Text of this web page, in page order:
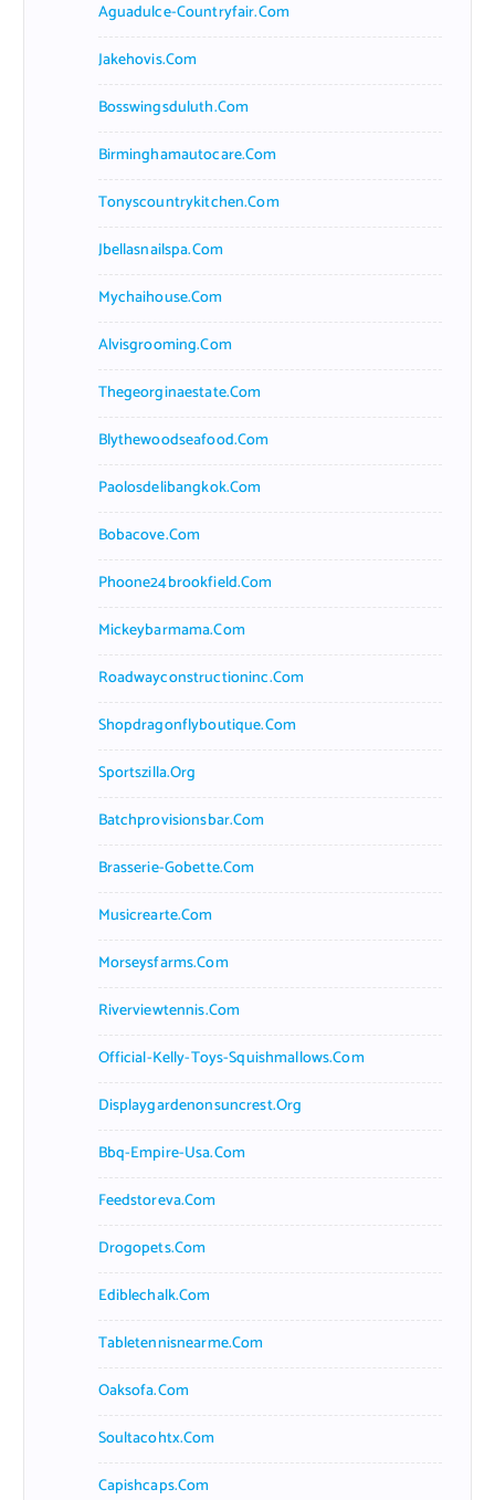
Aguadulce-Countryfair.com
Jakehovis.com
Bosswingsduluth.com
Birminghamautocare.com
Tonyscountrykitchen.com
Jbellasnailspa.com
Mychaihouse.com
Alvisgrooming.com
Thegeorginaestate.com
Blythewoodseafood.com
Paolosdelibangkok.com
Bobacove.com
Phoone24brookfield.com
Mickeybarmama.com
Roadwayconstructioninc.com
Shopdragonflyboutique.com
Sportszilla.org
Batchprovisionsbar.com
Brasserie-Gobette.com
Musicrearte.com
Morseysfarms.com
Riverviewtennis.com
Official-Kelly-Toys-Squishmallows.com
Displaygardenonsuncrest.org
Bbq-Empire-Usa.com
Feedstoreva.com
Drogopets.com
Ediblechalk.com
Tabletennisnearme.com
Oaksofa.com
Soultacohtx.com
Capishcaps.com